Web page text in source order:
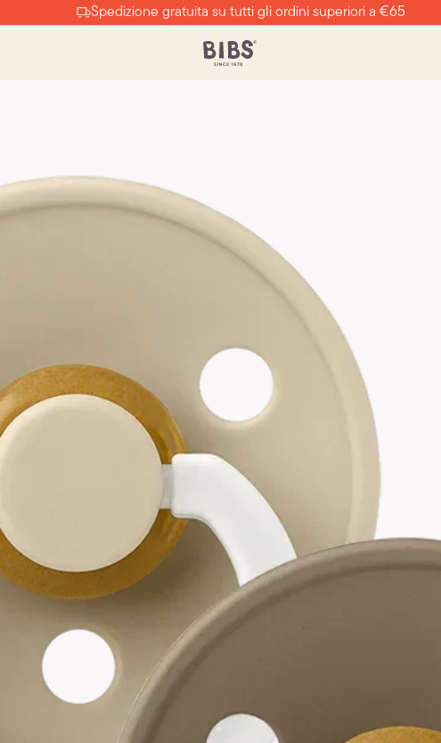
Spedizione gratuita su tutti gli ordini superiori a €65